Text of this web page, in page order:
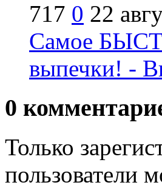
717 0 22
Самое
выпечки! -
0
Только
пользователи